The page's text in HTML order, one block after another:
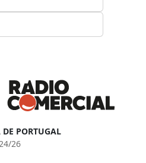
PORTUGAL
26